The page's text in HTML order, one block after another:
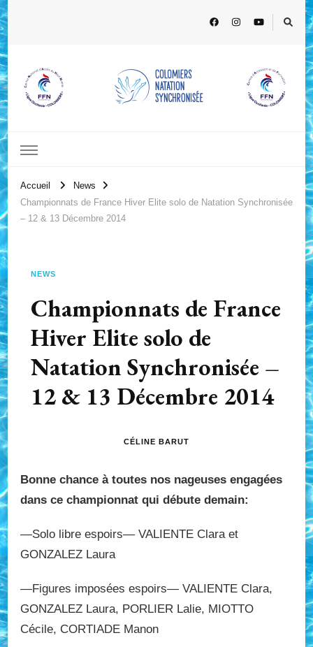
Accueil
News
Championnats de France Hiver Elite solo de Natation Synchronisée
– 12 & 13 Décembre 2014
NEWS
Championnats de France
Hiver Elite solo de
Natation Synchronisée –
12 & 13 Décembre 2014
CÉLINE BARUT
Bonne chance à toutes nos nageuses engagées
dans ce championnat qui débute demain:
—Solo libre espoirs— VALIENTE Clara et
GONZALEZ Laura
—Figures imposées espoirs— VALIENTE Clara,
GONZALEZ Laura, PORLIER Lalie, MIOTTO
Cécile, CORTIADE Manon